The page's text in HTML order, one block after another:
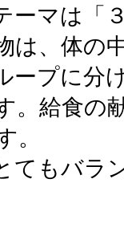
マは「
は、体の
ープに分
。給食の
。
てもバラ